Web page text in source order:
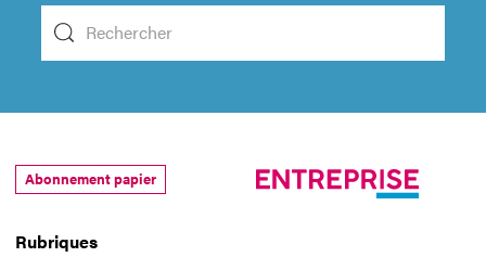
Rubriques
Abonnement papier